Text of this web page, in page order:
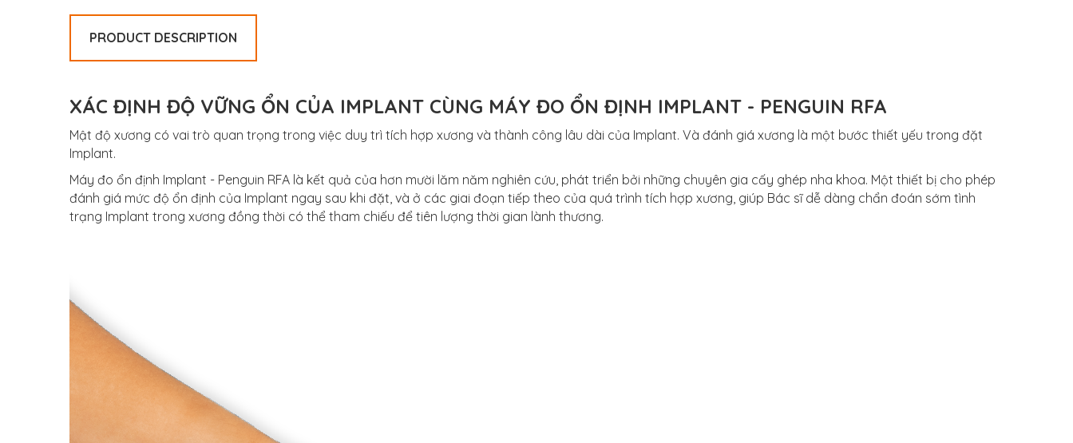
PRODUCT DESCRIPTION
XÁC ĐỊNH ĐỘ VỮNG ỔN CỦA IMPLANT CÙNG MÁY ĐO ỔN ĐỊNH IMPLANT - PENGUIN RFA
Mật độ xương có vai trò quan trọng trong việc duy trì tích hợp xương và thành công lâu dài của Implant. Và đánh giá xương là một bước thiết yếu trong đặt
Implant.
Máy đo ổn định Implant - Penguin RFA là kết quả của hơn mười lăm năm nghiên cứu, phát triển bởi những chuyên gia cấy ghép nha khoa. Một thiết bị cho phép
đánh giá mức độ ổn định của Implant ngay sau khi đặt, và ở các giai đoạn tiếp theo của quá trình tích hợp xương, giúp Bác sĩ dễ dàng chẩn đoán sớm tình
trạng Implant trong xương đồng thời có thể tham chiếu để tiên lượng thời gian lành thương.